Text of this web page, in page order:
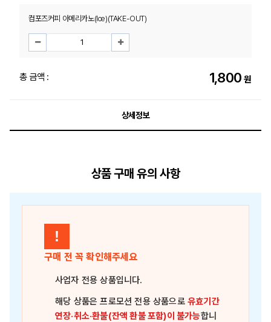
컴포즈커피 아메리카노(Ice)(TAKE-OUT)
총 금액 : 1,800 원
상세정보
상품 구매 유의 사항
!
구매 전 꼭 확인해주세요
사업자 전용 상품입니다.
해당 상품은프로모션 전용 상품으로유효기간
연장·취소·환불(잔액 환불 포함)이 불가능합니